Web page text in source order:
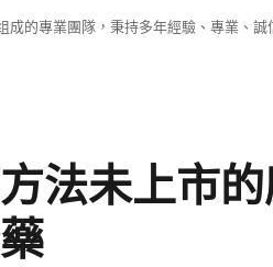
成的專業團隊，秉持多年經驗、專業、
法未上市